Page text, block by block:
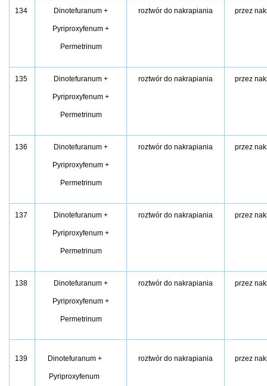
134 Dinotefuranum +
Pyriproxyfenum +
Permetrinum
roztwór do nakrapiania przez
135 Dinotefuranum +
Pyriproxyfenum +
Permetrinum
roztwór do nakrapiania przez
136 Dinotefuranum +
Pyriproxyfenum +
Permetrinum
roztwór do nakrapiania przez
137 Dinotefuranum +
Pyriproxyfenum +
Permetrinum
roztwór do nakrapiania przez
138 Dinotefuranum +
Pyriproxyfenum +
Permetrinum
roztwór do nakrapiania przez
139 Dinotefuranum +
Pyriproxyfenum
roztwór do nakrapiania przez